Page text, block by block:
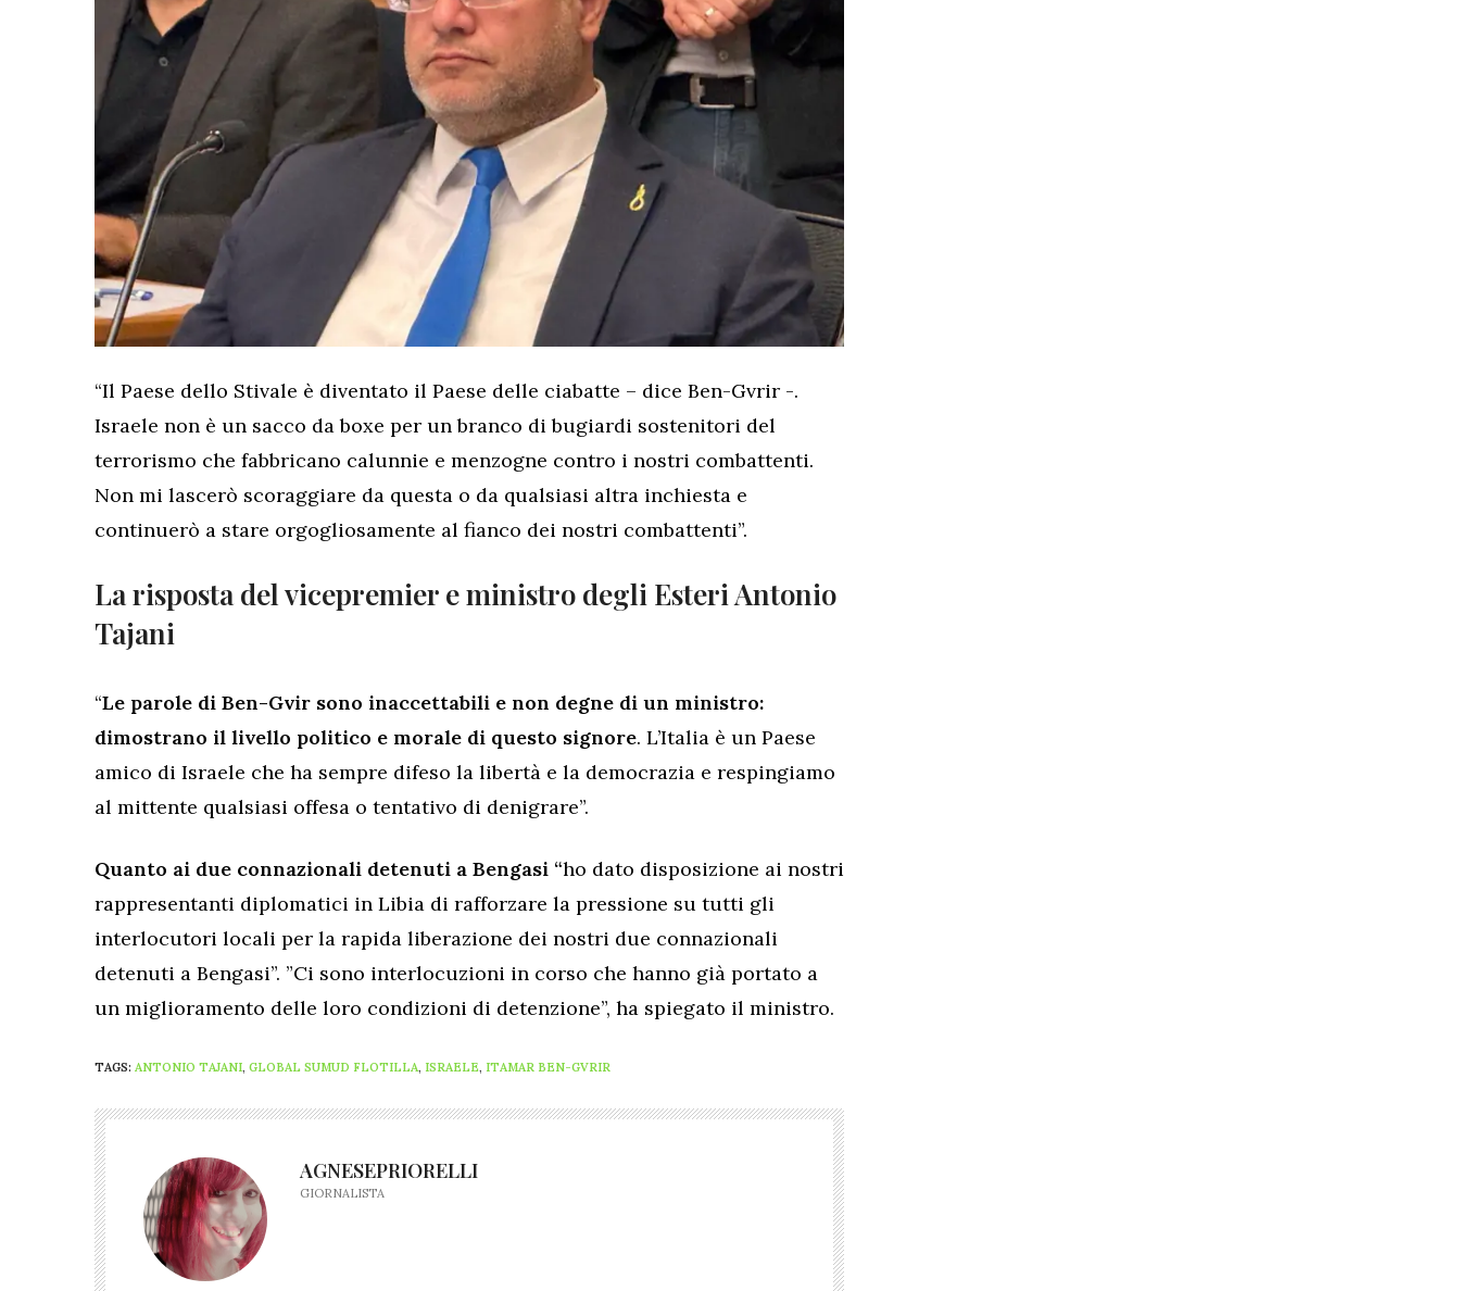
“Il Paese dello Stivale è diventato il Paese delle ciabatte – dice Ben-Gvrir -.
Israele non è un sacco da boxe per un branco di bugiardi sostenitori del
terrorismo che fabbricano calunnie e menzogne contro i nostri combattenti.
Non mi lascerò scoraggiare da questa o da qualsiasi altra inchiesta e
continuerò a stare orgogliosamente al fianco dei nostri combattenti”.
La risposta del vicepremier e ministro degli Esteri Antonio
Tajani
“Le parole di Ben-Gvir sono inaccettabili e non degne di un ministro:
dimostrano il livello politico e morale di questo signore. L’Italia è un Paese
amico di Israele che ha sempre difeso la libertà e la democrazia e respingiamo
al mittente qualsiasi offesa o tentativo di denigrare”.
Quanto ai due connazionali detenuti a Bengasi “ho dato disposizione ai nostri
rappresentanti diplomatici in Libia di rafforzare la pressione su tutti gli
interlocutori locali per la rapida liberazione dei nostri due connazionali
detenuti a Bengasi”. ”Ci sono interlocuzioni in corso che hanno già portato a
un miglioramento delle loro condizioni di detenzione”, ha spiegato il ministro.
TAGS: ANTONIO TAJANI, GLOBAL SUMUD FLOTILLA, ISRAELE, ITAMAR BEN-GVRIR
AGNESEPRIORELLI
GIORNALISTA